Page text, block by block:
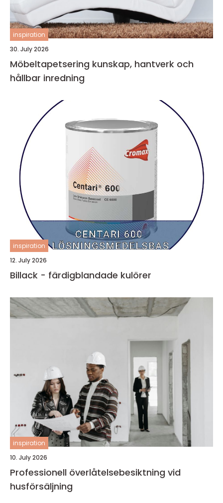
inspiration
30. July 2026
Möbeltapetsering kunskap, hantverk och
hållbar inredning
inspiration
12. July 2026
Billack - färdigblandade kulörer
inspiration
10. July 2026
Professionell överlåtelsebesiktning vid
husförsäljning